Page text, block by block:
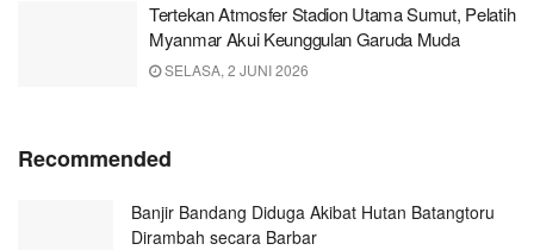
Tertekan Atmosfer Stadion Utama Sumut, Pelatih
Myanmar Akui Keunggulan Garuda Muda
SELASA, 2 JUNI 2026
Recommended
Banjir Bandang Diduga Akibat Hutan Batangtoru
Dirambah secara Barbar